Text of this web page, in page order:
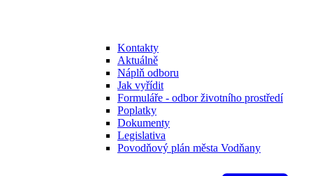
Kontakty
Aktuálně
Náplň odboru
Jak vyřídit
Formuláře - odbor životního prostředí
Poplatky
Dokumenty
Legislativa
Povodňový plán města Vodňany